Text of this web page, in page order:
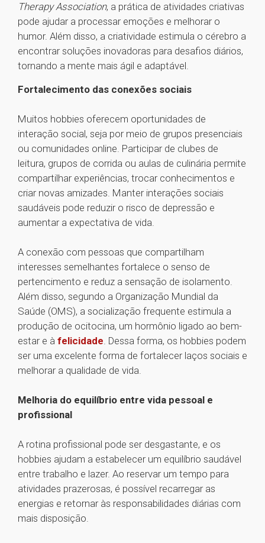
Therapy Association, a prática de atividades criativas
pode ajudar a processar emoções e melhorar o
humor. Além disso, a criatividade estimula o cérebro a
encontrar soluções inovadoras para desafios diários,
tornando a mente mais ágil e adaptável.
Fortalecimento das conexões sociais
Muitos hobbies oferecem oportunidades de
interação social, seja por meio de grupos presenciais
ou comunidades online. Participar de clubes de
leitura, grupos de corrida ou aulas de culinária permite
compartilhar experiências, trocar conhecimentos e
criar novas amizades. Manter interações sociais
saudáveis pode reduzir o risco de depressão e
aumentar a expectativa de vida.
A conexão com pessoas que compartilham
interesses semelhantes fortalece o senso de
pertencimento e reduz a sensação de isolamento.
Além disso, segundo a Organização Mundial da
Saúde (OMS), a socialização frequente estimula a
produção de ocitocina, um hormônio ligado ao bem-
estar e à felicidade. Dessa forma, os hobbies podem
ser uma excelente forma de fortalecer laços sociais e
melhorar a qualidade de vida.
Melhoria do equilíbrio entre vida pessoal e
profissional
A rotina profissional pode ser desgastante, e os
hobbies ajudam a estabelecer um equilíbrio saudável
entre trabalho e lazer. Ao reservar um tempo para
atividades prazerosas, é possível recarregar as
energias e retornar às responsabilidades diárias com
mais disposição.